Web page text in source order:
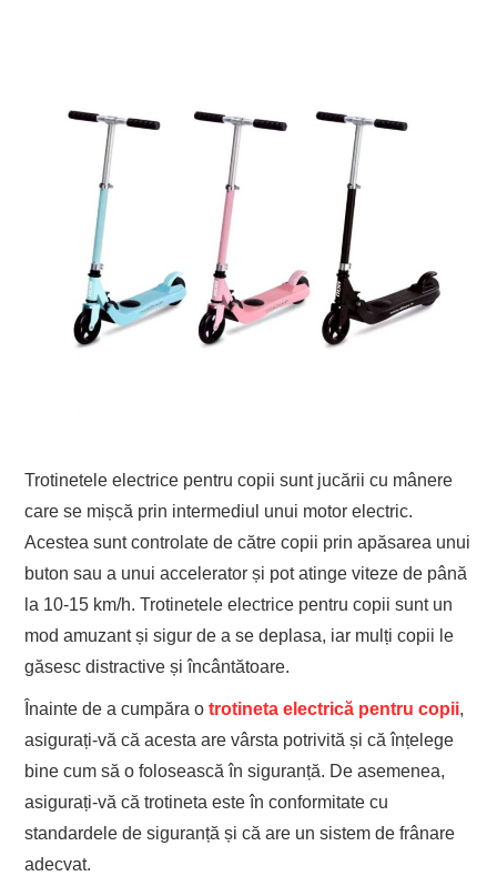
Trotinetele electrice pentru copii sunt jucării cu mânere
care se mișcă prin intermediul unui motor electric.
Acestea sunt controlate de către copii prin apăsarea unui
buton sau a unui accelerator și pot atinge viteze de până
la 10-15 km/h. Trotinetele electrice pentru copii sunt un
mod amuzant și sigur de a se deplasa, iar mulți copii le
găsesc distractive și încântătoare.
Înainte de a cumpăra otrotineta electrică pentru copii,
asigurați-vă că acesta are vârsta potrivită și că înțelege
bine cum să o folosească în siguranță. De asemenea,
asigurați-vă că trotineta este în conformitate cu
standardele de siguranță și că are un sistem de frânare
adecvat.